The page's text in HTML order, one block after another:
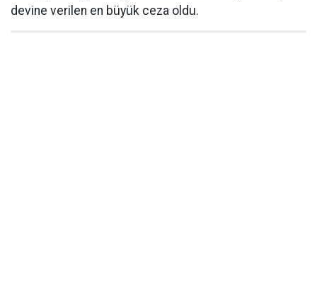
devine verilen en büyük ceza oldu.